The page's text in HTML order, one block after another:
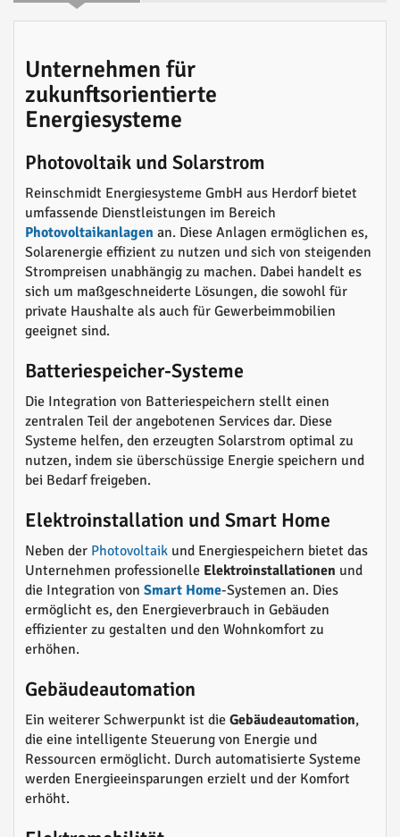
Unternehmen für
zukunftsorientierte
Energiesysteme
Photovoltaik und Solarstrom
Reinschmidt Energiesysteme GmbH aus Herdorf bietet
umfassende Dienstleistungen im Bereich
Photovoltaikanlagen an. Diese Anlagen ermöglichen es,
Solarenergie effizient zu nutzen und sich von steigenden
Strompreisen unabhängig zu machen. Dabei handelt es
sich um maßgeschneiderte Lösungen, die sowohl für
private Haushalte als auch für Gewerbeimmobilien
geeignet sind.
Batteriespeicher-Systeme
Die Integration von Batteriespeichern stellt einen
zentralen Teil der angebotenen Services dar. Diese
Systeme helfen, den erzeugten Solarstrom optimal zu
nutzen, indem sie überschüssige Energie speichern und
bei Bedarf freigeben.
Elektroinstallation und Smart Home
Neben der Photovoltaik und Energiespeichern bietet das
Unternehmen professionelle Elektroinstallationen und
die Integration von Smart Home-Systemen an. Dies
ermöglicht es, den Energieverbrauch in Gebäuden
effizienter zu gestalten und den Wohnkomfort zu
erhöhen.
Gebäudeautomation
Ein weiterer Schwerpunkt ist die Gebäudeautomation,
die eine intelligente Steuerung von Energie und
Ressourcen ermöglicht. Durch automatisierte Systeme
werden Energieeinsparungen erzielt und der Komfort
erhöht.